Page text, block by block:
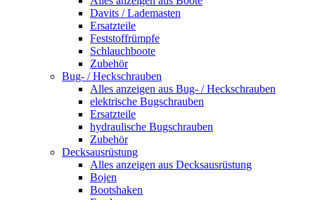
Davits / Lademasten
Ersatzteile
Feststoffrümpfe
Schlauchboote
Zubehör
Bug- / Heckschrauben
Alles anzeigen aus Bug- / Heckschrauben
elektrische Bugschrauben
Ersatzteile
hydraulische Bugschrauben
Zubehör
Decksausrüstung
Alles anzeigen aus Decksausrüstung
Bojen
Bootshaken